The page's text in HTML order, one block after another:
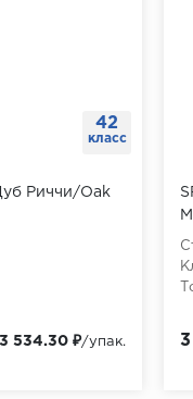
42
класс
Риччи/Oak
3 534.30 ₽/упак.